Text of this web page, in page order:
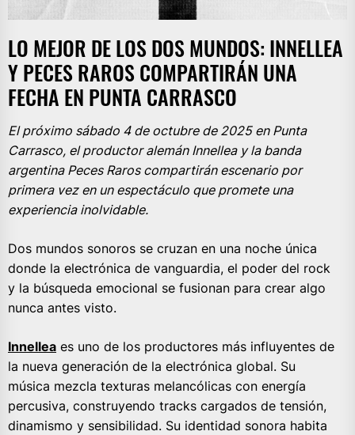
LO MEJOR DE LOS DOS MUNDOS: INNELLEA
Y PECES RAROS COMPARTIRÁN UNA
FECHA EN PUNTA CARRASCO
El próximo sábado 4 de octubre de 2025 en Punta
Carrasco, el productor alemán Innellea y la banda
argentina Peces Raros compartirán escenario por
primera vez en un espectáculo que promete una
experiencia inolvidable.
Dos mundos sonoros se cruzan en una noche única
donde la electrónica de vanguardia, el poder del rock
y la búsqueda emocional se fusionan para crear algo
nunca antes visto.
Innellea es uno de los productores más influyentes de
la nueva generación de la electrónica global. Su
música mezcla texturas melancólicas con energía
percusiva, construyendo tracks cargados de tensión,
dinamismo y sensibilidad. Su identidad sonora habita